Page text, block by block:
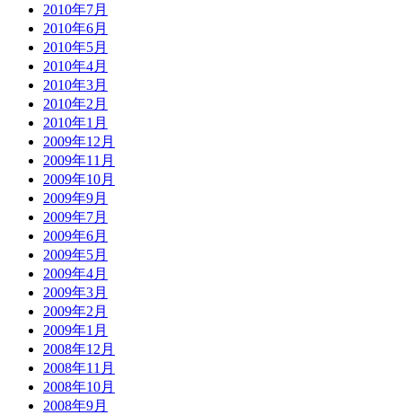
2010年7月
2010年6月
2010年5月
2010年4月
2010年3月
2010年2月
2010年1月
2009年12月
2009年11月
2009年10月
2009年9月
2009年7月
2009年6月
2009年5月
2009年4月
2009年3月
2009年2月
2009年1月
2008年12月
2008年11月
2008年10月
2008年9月